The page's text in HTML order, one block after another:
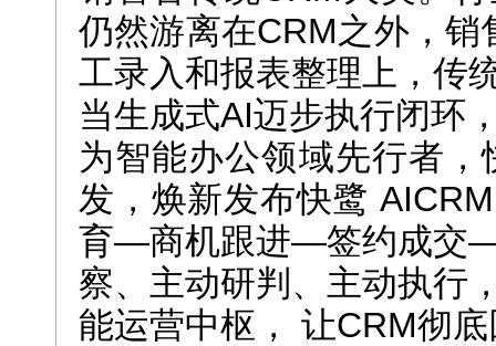
仍然游离在CRM之外，
工录入和报表整理上，传
当生成式AI迈步执行闭环
为智能办公领域先行者
发，焕新发布快鹭
育—商机跟进—签约成交—
察、主动研判、主动执行
能运营中枢， 让CRM彻